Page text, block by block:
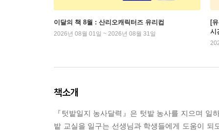
이달의 책 8월 : 산리오캐릭터즈 유리컵
2026년 08월 01일 ~ 2026년 08월 31일
[
시
책소개
『텃밭일지 농사달력』은 텃밭 농사를 지으며
밭 교실을 일구는 선생님과 학생들에게 도움이